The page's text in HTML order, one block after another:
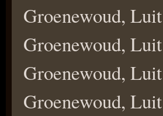
Groenewoud, Luit
Groenewoud, Luit
Groenewoud, Luit
Groenewoud, Luit